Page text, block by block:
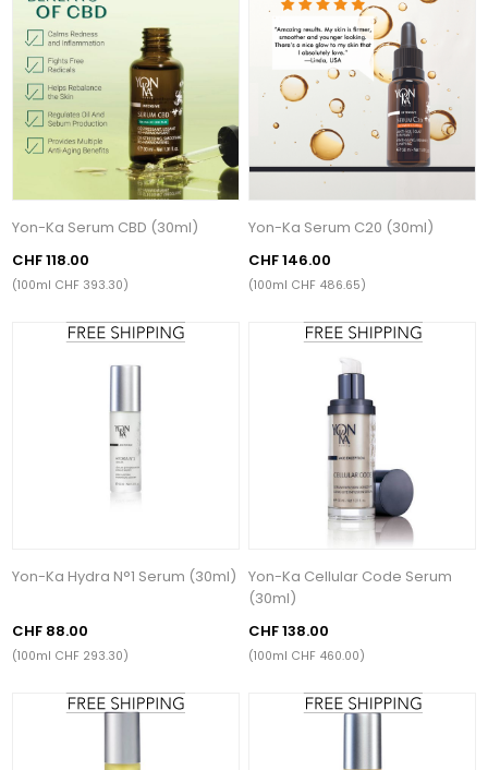
Yon-Ka Serum CBD (30ml)
CHF 118.00
(100ml CHF 393.30)
Yon-Ka Serum C20 (30ml)
CHF 146.00
(100ml CHF 486.65)
Yon-Ka Hydra N°1 Serum (30ml)
CHF 88.00
(100ml CHF 293.30)
Yon-Ka Cellular Code Serum
(30ml)
CHF 138.00
(100ml CHF 460.00)